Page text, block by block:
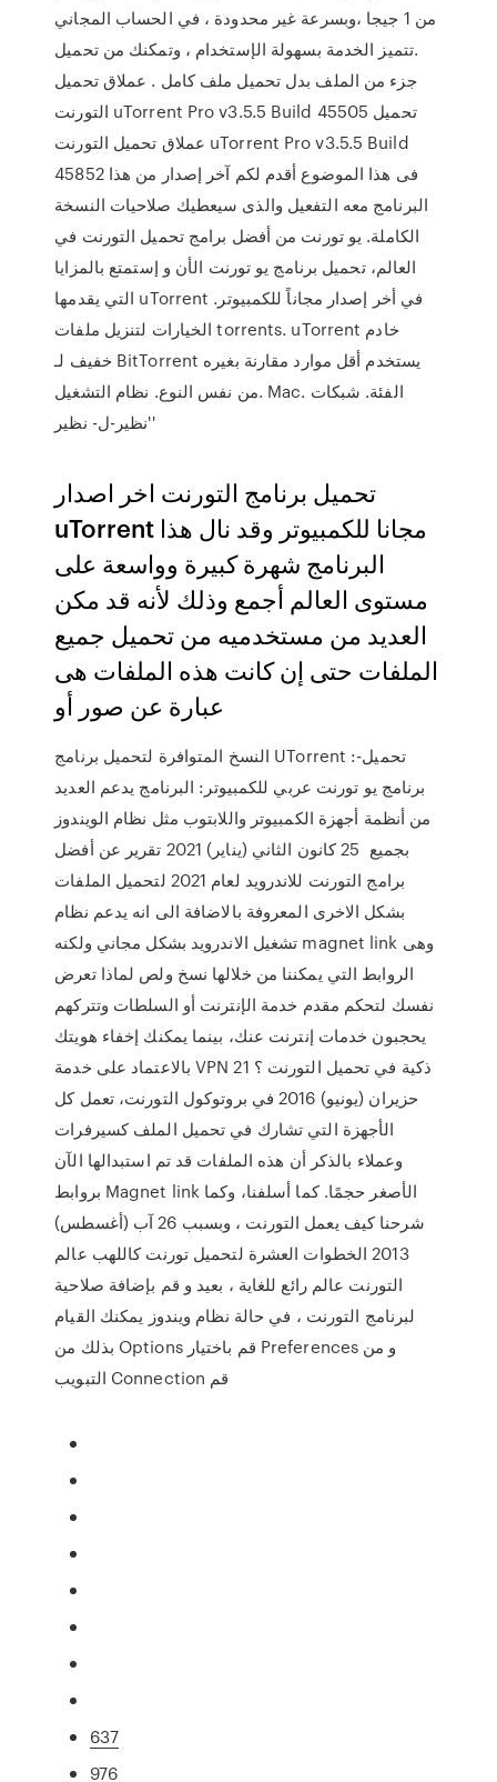
من 1 جيجا ،وبسرعة غير محدودة ، في الحساب المجاني
.تتميز الخدمة بسهولة الإستخدام ، وتمكنك من تحميل
جزء من الملف بدل تحميل ملف كامل . عملاق تحميل
التورنت uTorrent Pro v3.5.5 Build 45505 تحميل
عملاق تحميل التورنت uTorrent Pro v3.5.5 Build
45852 فى هذا الموضوع أقدم لكم آخر إصدار من هذا
البرنامج معه التفعيل والذى سيعطيك صلاحيات النسخة
الكاملة. يو تورنت من أفضل برامج تحميل التورنت في
العالم، تحميل برنامج يو تورنت الأن و إستمتع بالمزايا
التي يقدمها uTorrent في أخر إصدار مجاناً للكمبيوتر.
الخيارات لتنزيل ملفات torrents. uTorrent خادم
خفيف لـ BitTorrent يستخدم أقل موارد مقارنة بغيره
من نفس النوع. نظام التشغيل. Mac. الفئة. شبكات
'نظير-ل- نظير'
تحميل برنامج التورنت اخر اصدار
uTorrent مجانا للكمبيوتر وقد نال هذا
البرنامج شهرة كبيرة وواسعة على
مستوى العالم أجمع وذلك لأنه قد مكن
العديد من مستخدميه من تحميل جميع
الملفات حتى إن كانت هذه الملفات هى
عبارة عن صور أو
النسخ المتوافرة لتحميل برنامج UTorrent :-تحميل
برنامج يو تورنت عربي للكمبيوتر: البرنامج يدعم العديد
من أنظمة أجهزة الكمبيوتر واللابتوب مثل نظام الويندوز
بجميع 25 كانون الثاني (يناير) 2021 تقرير عن أفضل
برامج التورنت للاندرويد لعام 2021 لتحميل الملفات
بشكل الاخرى المعروفة بالاضافة الى انه يدعم نظام
تشغيل الاندرويد بشكل مجاني ولكنه magnet link وهى
الروابط التي يمكننا من خلالها نسخ ولص لماذا تعرض
نفسك لتحكم مقدم خدمة الإنترنت أو السلطات وتتركهم
يحجبون خدمات إنترنت عنك، بينما يمكنك إخفاء هويتك
بالاعتماد على خدمة VPN ذكية في تحميل التورنت ؟ 21
حزيران (يونيو) 2016 في بروتوكول التورنت، تعمل كل
الأجهزة التي تشارك في تحميل الملف كسيرفرات
وعملاء بالذكر أن هذه الملفات قد تم استبدالها الآن
بروابط Magnet link الأصغر حجمًا. كما أسلفنا، وكما
شرحنا كيف يعمل التورنت ، وبسبب 26 آب (أغسطس)
2013 الخطوات العشرة لتحميل تورنت كاللهب عالم
التورنت عالم رائع للغاية ، بعيد و قم بإضافة صلاحية
لبرنامج التورنت ، في حالة نظام ويندوز يمكنك القيام
بذلك من Options قم باختيار Preferences و من
التبويب Connection قم
637
976